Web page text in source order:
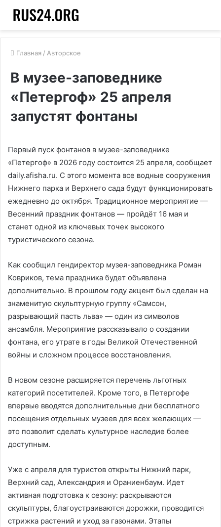
Главная / Авторское
В музее-заповеднике
«Петергоф» 25 апреля
запустят фонтаны
Первый пуск фонтанов в музее-заповеднике
«Петергоф» в 2026 году состоится 25 апреля, сообщает
daily.afisha.ru. С этого момента все водные сооружения
Нижнего парка и Верхнего сада будут функционировать
ежедневно до октября. Традиционное мероприятие —
Весенний праздник фонтанов — пройдёт 16 мая и
станет одной из ключевых точек высокого
туристического сезона.
Как сообщил гендиректор музея-заповедника Роман
Ковриков, тема праздника будет объявлена
дополнительно. В прошлом году акцент был сделан на
знаменитую скульптурную группу «Самсон,
разрывающий пасть льва» — один из символов
ансамбля. Мероприятие рассказывало о создании
фонтана, его утрате в годы Великой Отечественной
войны и сложном процессе восстановления.
В новом сезоне расширяется перечень льготных
категорий посетителей. Кроме того, в Петергофе
впервые вводятся дополнительные дни бесплатного
посещения отдельных музеев для всех желающих —
это позволит сделать культурное наследие более
доступным.
Уже с апреля для туристов открыты Нижний парк,
Верхний сад, Александрия и Ораниенбаум. Идет
активная подготовка к сезону: раскрываются
скульптуры, благоустраиваются дорожки, проводится
стрижка растений и уход за газонами. Этапы